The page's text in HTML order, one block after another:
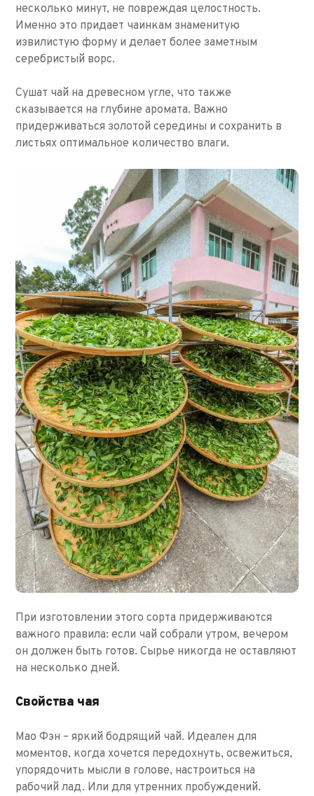
несколько минут, не повреждая целостность.
Именно это придает чаинкам знаменитую
извилистую форму и делает более заметным
серебристый ворс.
Сушат чай на древесном угле, что также
сказывается на глубине аромата. Важно
придерживаться золотой середины и сохранить в
листьях оптимальное количество влаги.
При изготовлении этого сорта придерживаются
важного правила: если чай собрали утром, вечером
он должен быть готов. Сырье никогда не оставляют
на несколько дней.
Свойства чая
Мао Фэн – яркий бодрящий чай. Идеален для
моментов, когда хочется передохнуть, освежиться,
упорядочить мысли в голове, настроиться на
рабочий лад. Или для утренних пробуждений.